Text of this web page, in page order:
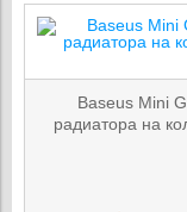
Baseus Mini
радиатора на